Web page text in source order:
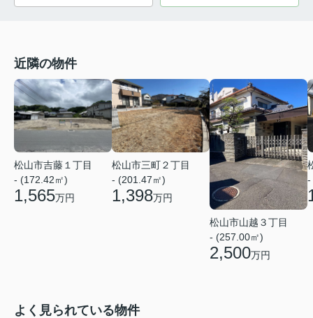
近隣の物件
松山市吉藤１丁目
- (172.42㎡)
1,565万円
松山市三町２丁目
- (201.47㎡)
1,398万円
松山市山越３丁目
- (257.00㎡)
2,500万円
-
よく見られている物件